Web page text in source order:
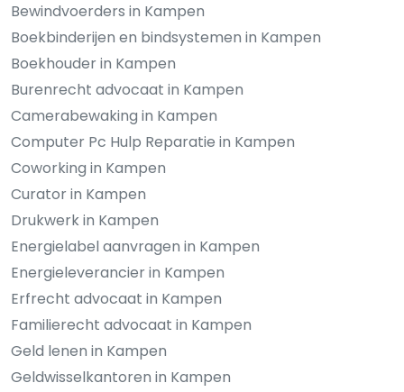
Bewindvoerders in Kampen
Boekbinderijen en bindsystemen in Kampen
Boekhouder in Kampen
Burenrecht advocaat in Kampen
Camerabewaking in Kampen
Computer Pc Hulp Reparatie in Kampen
Coworking in Kampen
Curator in Kampen
Drukwerk in Kampen
Energielabel aanvragen in Kampen
Energieleverancier in Kampen
Erfrecht advocaat in Kampen
Familierecht advocaat in Kampen
Geld lenen in Kampen
Geldwisselkantoren in Kampen